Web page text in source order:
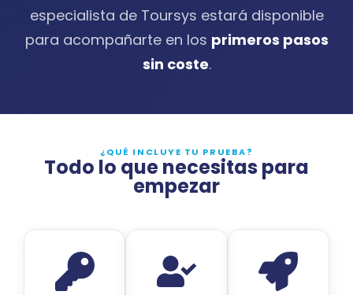
especialista de Toursys estará disponible
para acompañarte en los primeros pasos
sin coste.
¿QUÉ INCLUYE TU PRUEBA?
Todo lo que necesitas para
empezar